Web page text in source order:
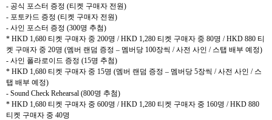
- 공식 포스터 증정 (티켓 구매자 전원)
- 포토카드 증정 (티켓 구매자 전원)
- 사인 포스터 증정 (300명 추첨)
* HKD 1,680 티켓 구매자 중 200명 / HKD 1,280 티켓 구매자 중 80명 / HKD 880 티
켓 구매자 중 20명 (멤버 랜덤 증정 – 멤버당 100장씩 /사전 사인 / 스탭 배부 예정)
- 사인 폴라로이드 증정 (15명 추첨)
* HKD 1,680 티켓 구매자 중 15명 (멤버 랜덤 증정 – 멤버당 5장씩 /사전 사인 / 스
탭 배부 예정)
- Sound Check Rehearsal (800명 추첨)
* HKD 1,680 티켓 구매자 중 600명 / HKD 1,280 티켓 구매자 중 160명 / HKD 880
티켓 구매자 중 40명